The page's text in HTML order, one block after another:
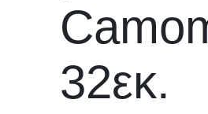
32εκ.